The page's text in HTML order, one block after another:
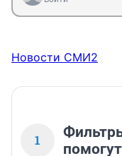
Новости СМИ2
1